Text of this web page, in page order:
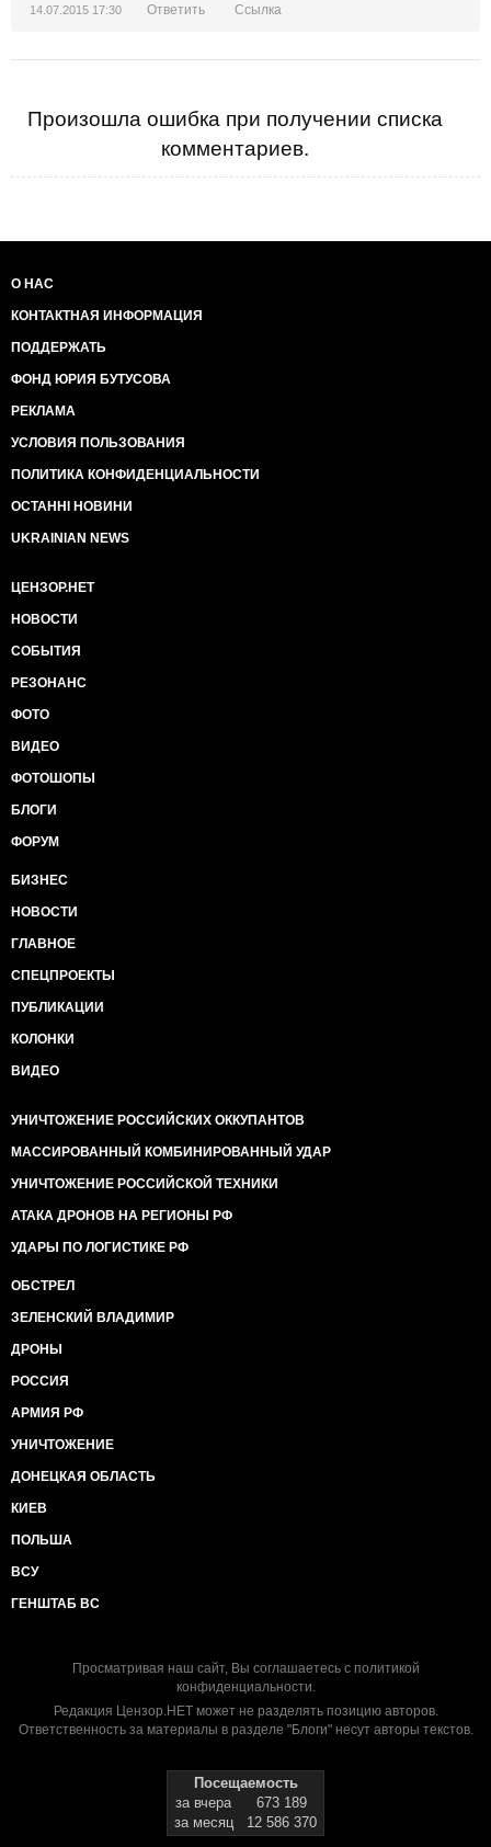
14.07.2015 17:30 Ответить Ссылка
Произошла ошибка при получении списка
комментариев.
О НАС
КОНТАКТНАЯ ИНФОРМАЦИЯ
ПОДДЕРЖАТЬ
ФОНД ЮРИЯ БУТУСОВА
РЕКЛАМА
УСЛОВИЯ ПОЛЬЗОВАНИЯ
ПОЛИТИКА КОНФИДЕНЦИАЛЬНОСТИ
ОСТАННІ НОВИНИ
UKRAINIAN NEWS
ЦЕНЗОР.НЕТ
НОВОСТИ
СОБЫТИЯ
РЕЗОНАНС
ФОТО
ВИДЕО
ФОТОШОПЫ
БЛОГИ
ФОРУМ
БИЗНЕС
НОВОСТИ
ГЛАВНОЕ
СПЕЦПРОЕКТЫ
ПУБЛИКАЦИИ
КОЛОНКИ
ВИДЕО
УНИЧТОЖЕНИЕ РОССИЙСКИХ ОККУПАНТОВ
МАССИРОВАННЫЙ КОМБИНИРОВАННЫЙ УДАР
УНИЧТОЖЕНИЕ РОССИЙСКОЙ ТЕХНИКИ
АТАКА ДРОНОВ НА РЕГИОНЫ РФ
УДАРЫ ПО ЛОГИСТИКЕ РФ
ОБСТРЕЛ
ЗЕЛЕНСКИЙ ВЛАДИМИР
ДРОНЫ
РОССИЯ
АРМИЯ РФ
УНИЧТОЖЕНИЕ
ДОНЕЦКАЯ ОБЛАСТЬ
КИЕВ
ПОЛЬША
ВСУ
ГЕНШТАБ ВС
Просматривая наш сайт, Вы соглашаетесь с политикой
конфиденциальности.
Редакция Цензор.НЕТ может не разделять позицию авторов.
Ответственность за материалы в разделе "Блоги" несут авторы текстов.
Посещаемость
за вчера
673 189
за месяц
12 586 370